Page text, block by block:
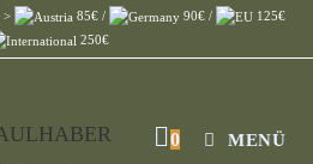
> 85€ / 90€ /
125€
250€
0 MENÜ